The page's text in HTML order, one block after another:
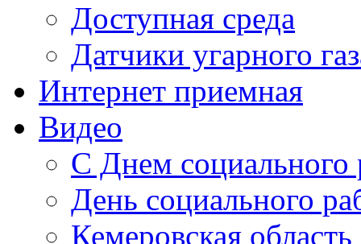
Доступная среда
Датчики угарного
Интернет приемная
Видео
С Днем социального
День социального
Кемеровская